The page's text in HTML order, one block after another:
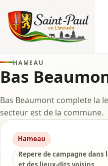
HAMEAU
Bas
Bas Beaumont complete la
secteur est de la commune.
Hameau
Repere de campagne